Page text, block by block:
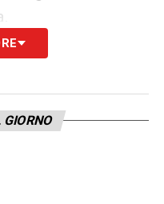
privilegiato
l’agente del
GIORNO